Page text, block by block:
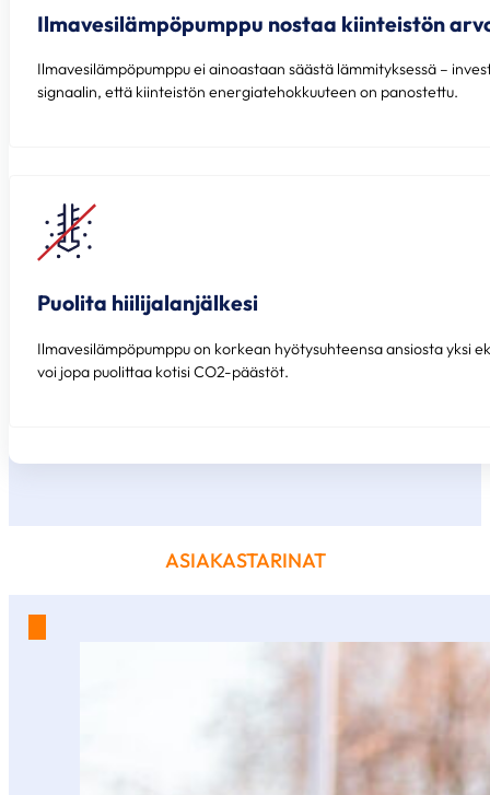
Ilmavesilämpöpumppu nostaa kiinteistön
Ilmavesilämpöpumppu ei ainoastaan säästä lämmityksessä –
signaalin, että kiinteistön energiatehokkuuteen on panostettu.
Puolita hiilijalanjälkesi
Ilmavesilämpöpumppu on korkean hyötysuhteensa ansiosta yksi
voi jopa puolittaa kotisi CO2-päästöt.
ASIAKASTARINAT